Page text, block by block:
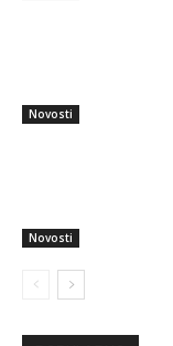
Novosti
Novosti